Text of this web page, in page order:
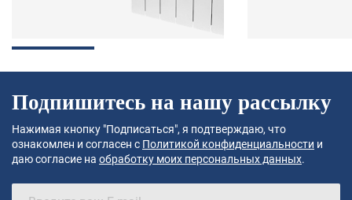
Подпишитесь на нашу рассылку
Нажимая кнопку "Подписаться", я подтверждаю, что
ознакомлен и согласен с Политикой конфиденциальности и
даю согласие на обработку моих персональных данных.